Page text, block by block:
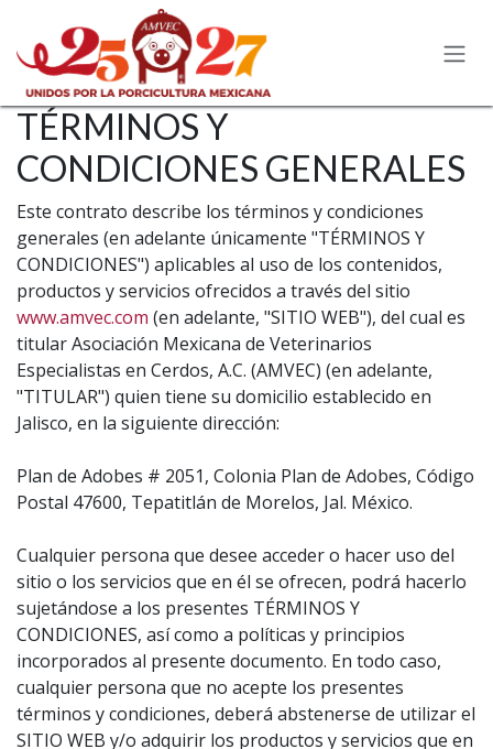
Ir al contenido
TÉRMINOS Y
CONDICIONES GENERALES
Este contrato describe los términos y condiciones
generales (en adelante únicamente "TÉRMINOS Y
CONDICIONES") aplicables al uso de los contenidos,
productos y servicios ofrecidos a través del sitio
www.amvec.com (en adelante, "SITIO WEB"), del cual es
titular Asociación Mexicana de Veterinarios
Especialistas en Cerdos, A.C. (AMVEC) (en adelante,
"TITULAR") quien tiene su domicilio establecido en
Jalisco, en la siguiente dirección:
Plan de Adobes # 2051, Colonia Plan de Adobes, Código
Postal 47600, Tepatitlán de Morelos, Jal. México.
Cualquier persona que desee acceder o hacer uso del
sitio o los servicios que en él se ofrecen, podrá hacerlo
sujetándose a los presentes TÉRMINOS Y
CONDICIONES, así como a políticas y principios
incorporados al presente documento. En todo caso,
cualquier persona que no acepte los presentes
términos y condiciones, deberá abstenerse de utilizar el
SITIO WEB y/o adquirir los productos y servicios que en